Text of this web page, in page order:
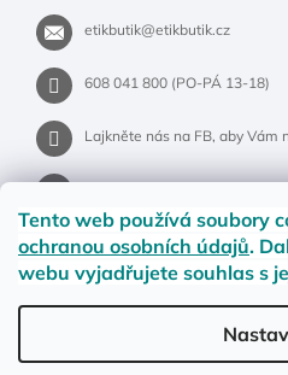
Tento web používá soubory
ochranou osobních údajů.
webu vyjadřujete souhlas s
etikbutik@etikbutik.cz
608 041 800 (PO-PÁ 13-18)
Lajkněte nás na FB, aby Vám
Jak na
Obchodní podmínky